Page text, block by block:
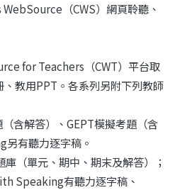
（CWS）網頁聆聽、
for Teachers（CWT）平台取
教用PPT。各系列另附下列教師
含解答）、GEPT模擬考題（含
有聽力逐字稿。
（單元、期中、期末及解答）；
Speaking有聽力逐字稿、